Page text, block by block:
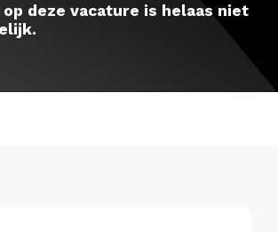
deze vacature is helaas niet